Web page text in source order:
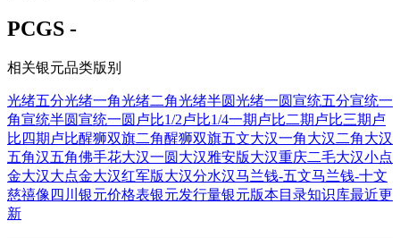
PCGS -
相关银元品类版别
光绪五分光绪一角光绪二角光绪半圆光绪一圆宣统五分宣统一
角宣统半圆宣统一圆 卢比1/2卢比1/4一期卢比二期卢比三期卢
比 四期卢比醒狮双旗二角醒狮双旗五文大汉一角大汉二角大汉
五角汉五角佛手花大汉一圆 大汉雅安版大汉重庆二毛大汉小点
金大汉大点金大汉红军版大汉分水汉马兰钱-五文马兰钱-十文
慈禧像四川 银元价格表银元发行量银元版本目录知识库最近更
新